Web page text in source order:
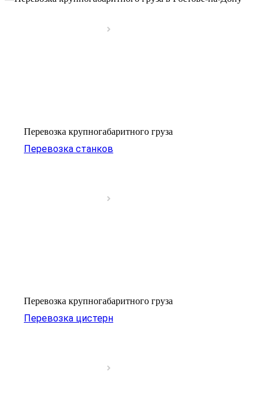
Перевозка крупногабаритного груза
Перевозка станков
Перевозка крупногабаритного груза
Перевозка цистерн